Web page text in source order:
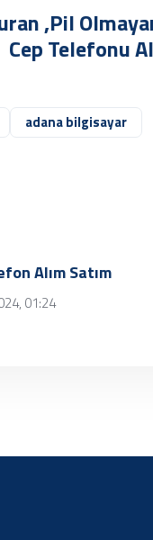
,Pil
Cep Telefonu
adana bilgisayar
Alım Satım
01:24